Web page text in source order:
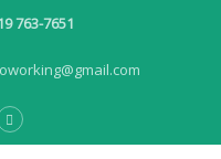
763-7651